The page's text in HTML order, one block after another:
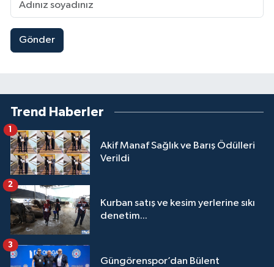
Gönder
Trend Haberler
Akif Manaf Sağlık ve Barış Ödülleri
Verildi
1
Kurban satış ve kesim yerlerine sıkı
denetim...
2
Güngörenspor’dan Bülent
3